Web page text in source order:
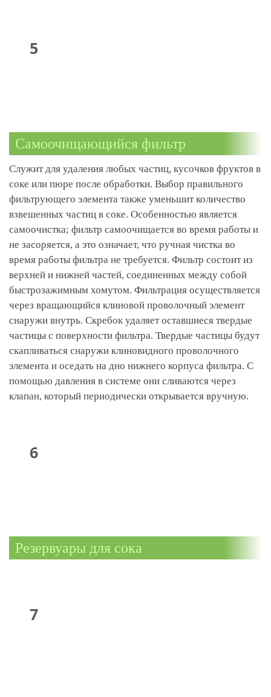
Самоочищающийся фильтр
Служит для удаления любых частиц, кусочков фруктов в
соке или пюре после обработки. Выбор правильного
фильтрующего элемента также уменьшит количество
взвешенных частиц в соке. Особенностью является
самоочистка; фильтр самоочищается во время работы и
не засоряется, а это означает, что ручная чистка во
время работы фильтра не требуется. Фильтр состоит из
верхней и нижней частей, соединенных между собой
быстрозажимным хомутом. Фильтрация осуществляется
через вращающийся клиновой проволочный элемент
снаружи внутрь. Скребок удаляет оставшиеся твердые
частицы с поверхности фильтра. Твердые частицы будут
скапливаться снаружи клиновидного проволочного
элемента и оседать на дно нижнего корпуса фильтра. С
помощью давления в системе они сливаются через
клапан, который периодически открывается вручную.
Резервуары для сока